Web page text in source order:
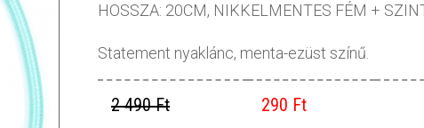
HOSSZA: 20CM, NIKKELMENTES FÉM +
Statement nyaklánc, menta-ezüst színű.
2 490 Ft 290 Ft